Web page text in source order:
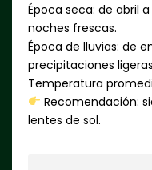
Época seca: de abril
noches frescas.
Época de lluvias: de
precipitaciones
Temperatura
Recomendación:
lentes de sol.